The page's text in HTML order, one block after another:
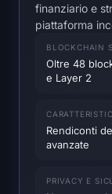
Mappa
Mappa
Mappa
finanziario e
piattaforma
BLOCKCHAIN
Oltre 48
e Layer 2
Rendiconti
avanzate
PRIVACY E